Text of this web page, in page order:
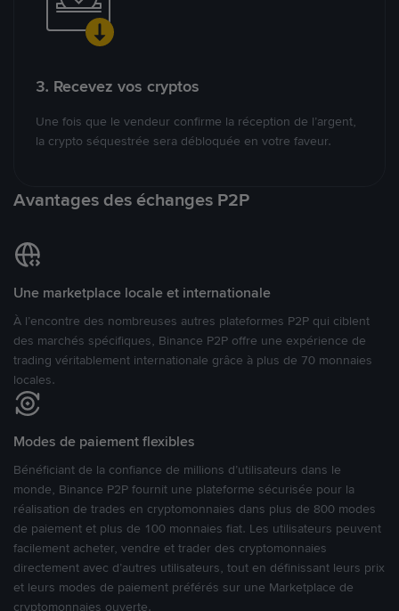
3. Recevez vos cryptos
Une fois que le vendeur confirme la réception de l’argent,
la crypto séquestrée sera débloquée en votre faveur.
Avantages des échanges P2P
Une marketplace locale et internationale
À l’encontre des nombreuses autres plateformes P2P qui ciblent
des marchés spécifiques, Binance P2P offre une expérience de
trading véritablement internationale grâce à plus de 70 monnaies
locales.
Modes de paiement flexibles
Bénéficiant de la confiance de millions d’utilisateurs dans le
monde, Binance P2P fournit une plateforme sécurisée pour la
réalisation de trades en cryptomonnaies dans plus de 800 modes
de paiement et plus de 100 monnaies fiat. Les utilisateurs peuvent
facilement acheter, vendre et trader des cryptomonnaies
directement avec d’autres utilisateurs, tout en définissant leurs prix
et leurs modes de paiement préférés sur une Marketplace de
cryptomonnaies ouverte.